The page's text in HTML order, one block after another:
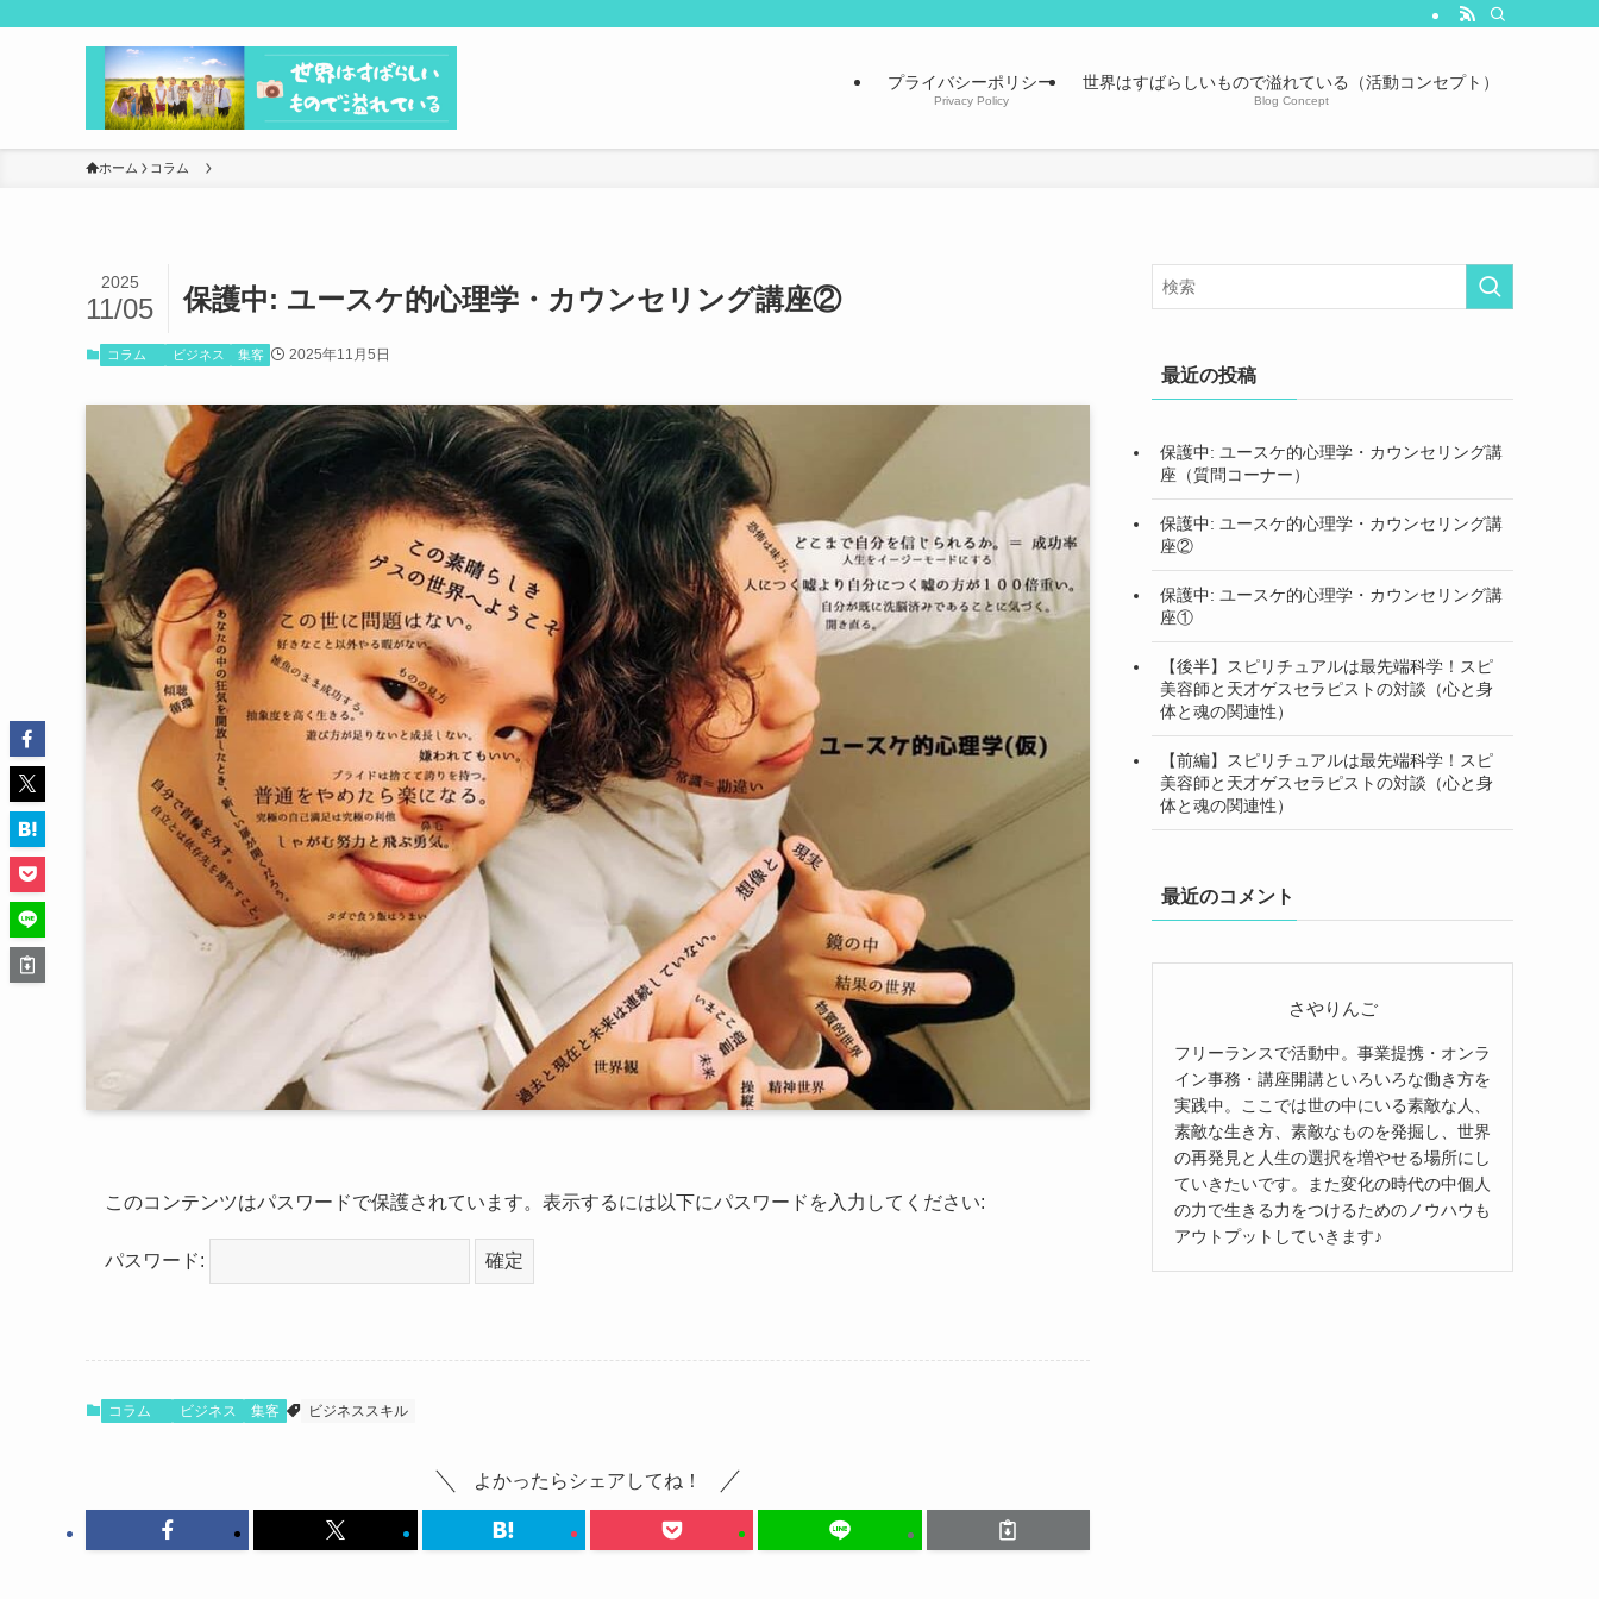
プライバシーポリシー
Privacy Policy
世界はすばらしいもので溢れている（活動コンセプト）
Blog Concept
ホーム コラム
保護中: ユースケ的心理学・カウンセリング講座②
2025
11/05
コラム ビジネス 集客 2025年11月5日
このコンテンツはパスワードで保護されています。表示するには以下にパスワードを入力してください:
パスワード:
コラム ビジネス 集客 ビジネススキル
よかったらシェアしてね！
最近の投稿
保護中: ユースケ的心理学・カウンセリング講
座（質問コーナー）
保護中: ユースケ的心理学・カウンセリング講
座②
保護中: ユースケ的心理学・カウンセリング講
座①
【後半】スピリチュアルは最先端科学！スピ
美容師と天才ゲスセラピストの対談（心と身
体と魂の関連性）
【前編】スピリチュアルは最先端科学！スピ
美容師と天才ゲスセラピストの対談（心と身
体と魂の関連性）
最近のコメント
さやりんご
フリーランスで活動中。事業提携・オンラ
イン事務・講座開講といろいろな働き方を
実践中。ここでは世の中にいる素敵な人、
素敵な生き方、素敵なものを発掘し、世界
の再発見と人生の選択を増やせる場所にし
ていきたいです。また変化の時代の中個人
の力で生きる力をつけるためのノウハウも
アウトプットしていきます♪